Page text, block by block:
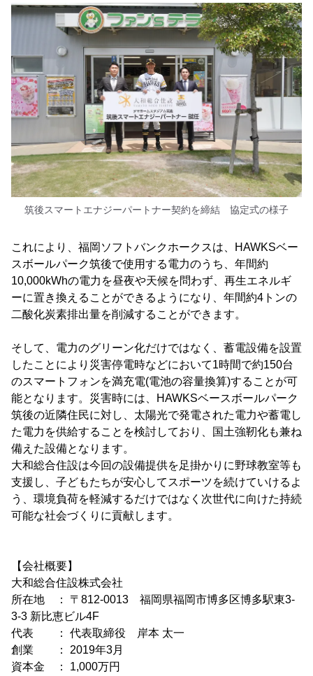
筑後スマートエナジーパートナー契約を締結 協定式の様子
これにより、福岡ソフトバンクホークスは、HAWKSベー
スボールパーク筑後で使用する電力のうち、年間約
10,000kWhの電力を昼夜や天候を問わず、再生エネルギ
ーに置き換えることができるようになり、年間約4トンの
二酸化炭素排出量を削減することができます。
そして、電力のグリーン化だけではなく、蓄電設備を設置
したことにより災害停電時などにおいて1時間で約150台
のスマートフォンを満充電(電池の容量換算)することが可
能となります。災害時には、HAWKSベースボールパーク
筑後の近隣住民に対し、太陽光で発電された電力や蓄電し
た電力を供給することを検討しており、国土強靭化も兼ね
備えた設備となります。
大和総合住設は今回の設備提供を足掛かりに野球教室等も
支援し、子どもたちが安心してスポーツを続けていけるよ
う、環境負荷を軽減するだけではなく次世代に向けた持続
可能な社会づくりに貢献します。
【会社概要】
大和総合住設株式会社
所在地 ： 〒812-0013 福岡県福岡市博多区博多駅東3-
3-3 新比恵ビル4F
代表 ： 代表取締役 岸本 太一
創業 ： 2019年3月
資本金 ： 1,000万円